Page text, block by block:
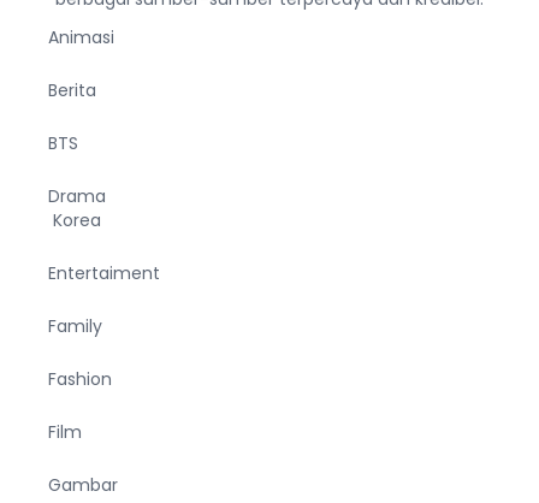
Animasi
Berita
BTS
Drama
Korea
Entertaiment
Family
Fashion
Film
Gambar